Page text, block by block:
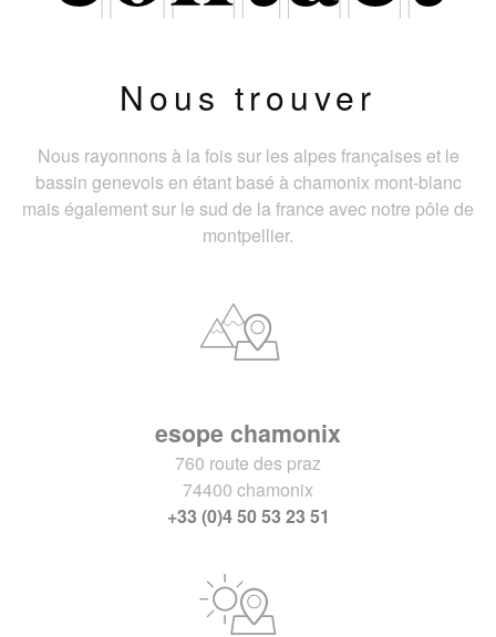
Nous trouver
Nous rayonnons à la fois sur les alpes françaises et le
bassin genevois en étant basé à chamonix mont-blanc
mais également sur le sud de la france avec notre pôle de
montpellier.
esope chamonix
760 route des praz
74400 chamonix
+33 (0)4 50 53 23 51